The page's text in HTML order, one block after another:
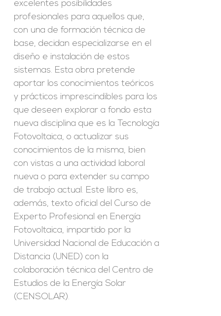
excelentes posibilidades
profesionales para aquellos que,
con una de formación técnica de
base, decidan especializarse en el
diseño e instalación de estos
sistemas. Esta obra pretende
aportar los conocimientos teóricos
y prácticos imprescindibles para los
que deseen explorar a fondo esta
nueva disciplina que es la Tecnología
Fotovoltaica, o actualizar sus
conocimientos de la misma, bien
con vistas a una actividad laboral
nueva o para extender su campo
de trabajo actual. Este libro es,
además, texto oficial del Curso de
Experto Profesional en Energía
Fotovoltaica, impartido por la
Universidad Nacional de Educación a
Distancia (UNED) con la
colaboración técnica del Centro de
Estudios de la Energía Solar
(CENSOLAR).